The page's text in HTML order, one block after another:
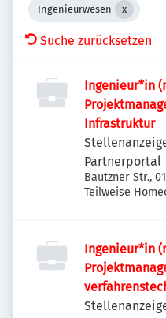
Ingenieurwesen
Suche zurücksetzen
Ingenieur*in
Infrastruktur
Partnerportal
Bautzner Str.,
Teilweise
Ingenieur*in